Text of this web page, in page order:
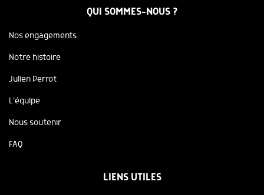
QUI SOMMES-NOUS ?
Nos engagements
Notre histoire
Julien Perrot
L'équipe
Nous soutenir
FAQ
LIENS UTILES